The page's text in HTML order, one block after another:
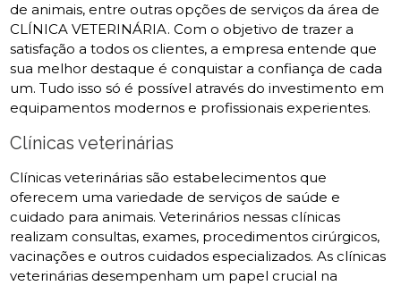
de animais, entre outras opções de serviços da área de
CLÍNICA VETERINÁRIA. Com o objetivo de trazer a
satisfação a todos os clientes, a empresa entende que
sua melhor destaque é conquistar a confiança de cada
um. Tudo isso só é possível através do investimento em
equipamentos modernos e profissionais experientes.
Clínicas veterinárias
Clínicas veterinárias são estabelecimentos que
oferecem uma variedade de serviços de saúde e
cuidado para animais. Veterinários nessas clínicas
realizam consultas, exames, procedimentos cirúrgicos,
vacinações e outros cuidados especializados. As clínicas
veterinárias desempenham um papel crucial na